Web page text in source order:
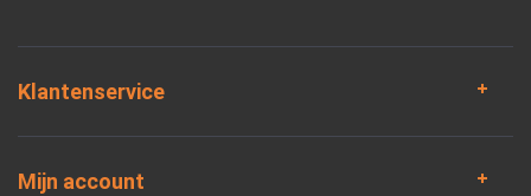
Klantenservice
Mijn account